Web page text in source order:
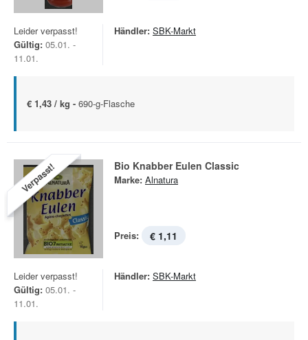
Leider verpasst!
Gültig: 05.01. -
11.01.
Händler: SBK-Markt
€ 1,43 / kg - 690-g-Flasche
Verpasst! Bio Knabber Eulen Classic
Marke: Alnatura
Preis: € 1,11
Leider verpasst!
Gültig: 05.01. -
11.01.
Händler: SBK-Markt